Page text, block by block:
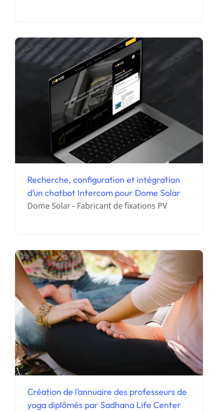
Recherche, configuration et intégration
d’un chatbot Intercom pour Dome Solar
Dome Solar - Fabricant de fixations PV
Création de l’annuaire des professeurs
de yoga diplômés par Sadhana Life
Center
Création de l’annuaire des professeurs de
yoga diplômés par Sadhana Life Center